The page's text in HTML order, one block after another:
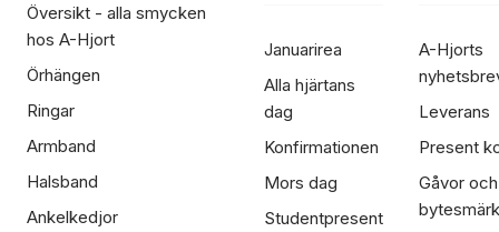
Översikt - alla smycken
hos A-Hjort
Örhängen
Ringar
Armband
Halsband
Ankelkedjor
Januarirea
Alla hjärtans
dag
Konfirmationen
Mors dag
Studentpresent
A-Hjorts
Leverans
Present
Gåvor och